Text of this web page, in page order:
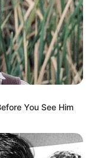
You See Him